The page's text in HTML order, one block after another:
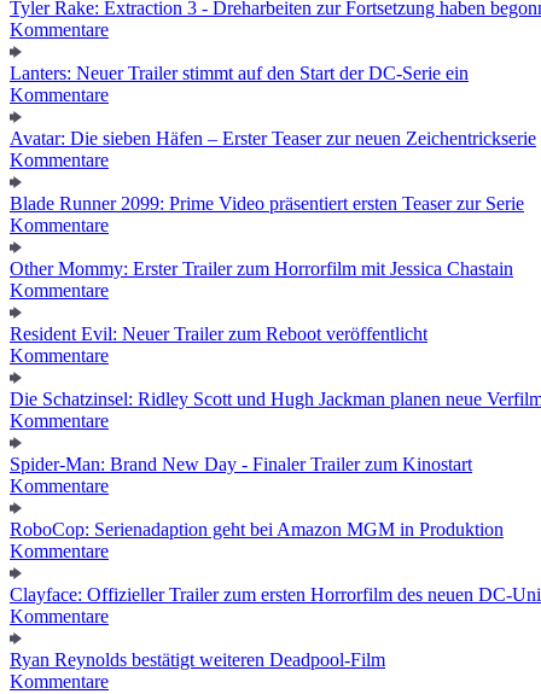
Tyler Rake: Extraction 3 - Dreharbeiten zur Fortsetzung haben
Kommentare
Lanters: Neuer Trailer stimmt auf den Start der DC-Serie ein
Kommentare
Avatar: Die sieben Häfen – Erster Teaser zur neuen Zeichentrickserie
Kommentare
Blade Runner 2099: Prime Video präsentiert ersten Teaser zur Serie
Kommentare
Other Mommy: Erster Trailer zum Horrorfilm mit Jessica Chastain
Kommentare
Resident Evil: Neuer Trailer zum Reboot veröffentlicht
Kommentare
Die Schatzinsel: Ridley Scott und Hugh Jackman planen neue
Kommentare
Spider-Man: Brand New Day - Finaler Trailer zum Kinostart
Kommentare
RoboCop: Serienadaption geht bei Amazon MGM in Produktion
Kommentare
Clayface: Offizieller Trailer zum ersten Horrorfilm des neuen DC-
Kommentare
Ryan Reynolds bestätigt weiteren Deadpool-Film
Kommentare